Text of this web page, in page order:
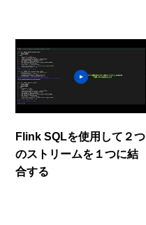
Flink SQLを使用して２つ
のストリームを１つに結
合する